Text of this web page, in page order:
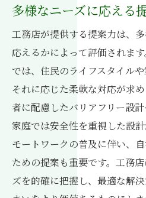
多様なニーズに応える
工務店が提供する提案力は、
応えるかによって評価されま
では、住民のライフスタイルや
それに応じた柔軟な対応が求
者に配慮したバリアフリー設
家庭では安全性を重視した設
モートワークの普及に伴い、
ための提案も重要です。工務
ズを的確に把握し、最適な解